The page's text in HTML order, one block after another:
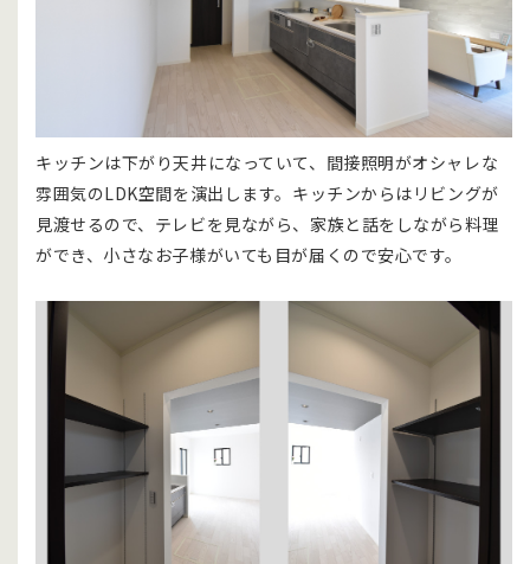
キッチンは下がり天井になっていて、間接照明がオシャレな
雰囲気のLDK空間を演出します。キッチンからはリビングが
見渡せるので、テレビを見ながら、家族と話をしながら料理
ができ、小さなお子様がいても目が届くので安心です。